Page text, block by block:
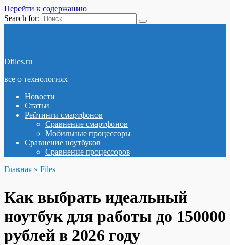
Перейти к содержанию
Search for:
Dfiles.ru
все о технологиях
Новости
Статьи
Рейтинги смартфонов
Сравнение смартфонов
Мобильные процессоры
Сравнение ноутбуков
Сравнение процессоров
Главная » Files
Как выбрать идеальный
ноутбук для работы до 150000
рублей в 2026 году